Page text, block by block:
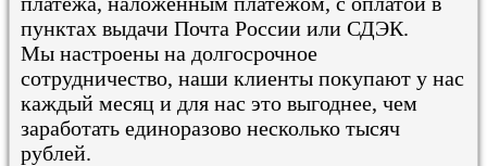
пунктах выдачи Почта России или СДЭК.
Мы настроены на долгосрочное
сотрудничество, наши клиенты покупают у нас
каждый месяц и для нас это выгоднее, чем
заработать единоразово несколько тысяч
рублей.